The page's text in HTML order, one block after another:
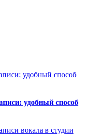
удобный способ